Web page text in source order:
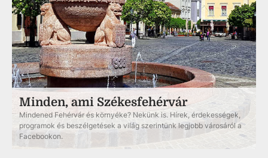
Minden, ami Székesfehérvár
Mindened Fehérvár és környéke? Nekünk is. Hírek, érdekességek,
programok és beszélgetések a világ szerintünk legjobb városáról a
Facebookon.